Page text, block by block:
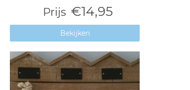
Prijs €14,95
Bekijken